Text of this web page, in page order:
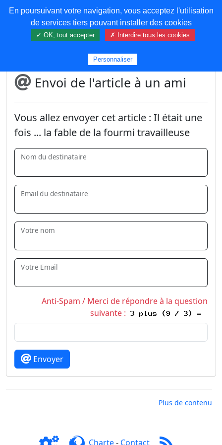
COREMA
Envoi de l'article à un ami
Vous allez envoyer cet article : Il était une
fois ... la fable de la fourmi travailleuse
Nom du destinataire
Email du destinataire
Votre nom
Votre Email
Anti-Spam / Merci de répondre à la question
suivante :
Envoyer
Plus de contenu
Charte- Contact
En poursuivant votre navigation, vous acceptez l'utilisation
de services tiers pouvant installer des cookies
✓ OK, tout accepter ✗ Interdire tous les cookies
Personnaliser